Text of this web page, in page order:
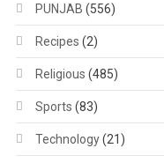
PUNJAB (556)
Recipes (2)
Religious (485)
Sports (83)
Technology(21)